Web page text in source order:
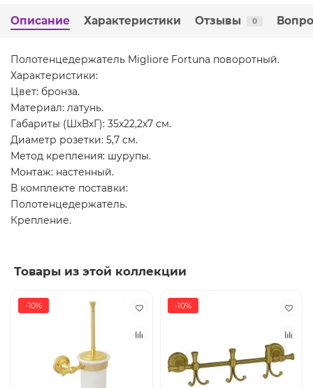
Описание Характеристики Отзывы 0
Полотенцедержатель Migliore Fortuna поворотный.
Характеристики:
Цвет: бронза.
Материал: латунь.
Габариты (ШхВхГ): 35x22,2x7 см.
Диаметр розетки: 5,7 см.
Метод крепления: шурупы.
Монтаж: настенный.
В комплекте поставки:
Полотенцедержатель.
Крепление.
Товары из этой коллекции
-10% -10%